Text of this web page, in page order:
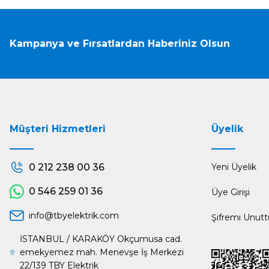
Kampanya ve Fırsatlardan Haberiniz Olsun
Müşteri Hizmetleri
0 212 238 00 36
0 546 259 01 36
info@tbyelektrik.com
İSTANBUL / KARAKÖY Okçumusa cad.
emekyemez mah. Menevşe İş Merkezi
22/139 TBY Elektrik
Üyelik
Yeni Üyelik
Üye Girişi
Şifremi